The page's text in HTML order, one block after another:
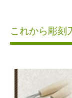
これから彫刻